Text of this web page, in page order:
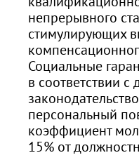
непрерывного
стимулирующих
Социальные
в соответствии
персональный
коэффициент
15% от